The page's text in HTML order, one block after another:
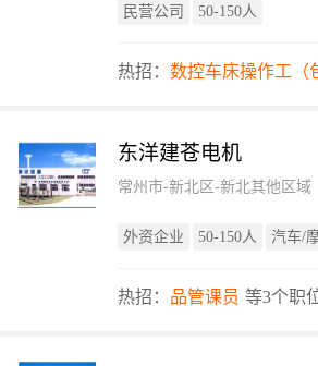
民营公司 50-150人
热招： 数控车床操作工（
东洋建苍电机
常州市-新北区-新北其他区域
外资企业 50-150人 汽车/
热招： 品管课员 等3个职